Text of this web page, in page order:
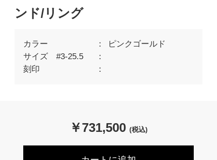
ンド/リング
カラー
ピンクゴールド
サイズ #3-25.5
刻印
￥731,500 (税込)